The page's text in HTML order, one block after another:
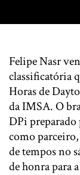
Felipe Nasr
classificatória
Horas de
da IMSA. O
DPi preparado
como parceiro,
de tempos no
de honra para